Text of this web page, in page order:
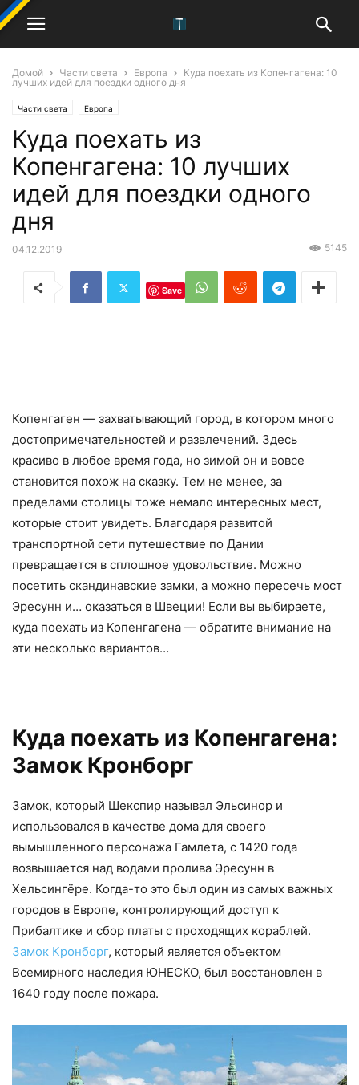
Домой Части света Европа
Куда поехать из Копенгагена: 10
лучших идей для поездки одного дня
Части света Европа
Куда поехать из
Копенгагена: 10 лучших
идей для поездки одного
дня
04.12.2019 5145
Save
Копенгаген — захватывающий город, в котором много
достопримечательностей и развлечений. Здесь
красиво в любое время года, но зимой он и вовсе
становится похож на сказку. Тем не менее, за
пределами столицы тоже немало интересных мест,
которые стоит увидеть. Благодаря развитой
транспортной сети путешествие по Дании
превращается в сплошное удовольствие. Можно
посетить скандинавские замки, а можно пересечь мост
Эресунн и… оказаться в Швеции! Если вы выбираете,
куда поехать из Копенгагена — обратите внимание на
эти несколько вариантов…
Куда поехать из Копенгагена:
Замок Кронборг
Замок, который Шекспир называл Эльсинор и
использовался в качестве дома для своего
вымышленного персонажа Гамлета, с 1420 года
возвышается над водами пролива Эресунн в
Хельсингёре. Когда-то это был один из самых важных
городов в Европе, контролирующий доступ к
Прибалтике и сбор платы с проходящих кораблей.
Замок Кронборг, который является объектом
Всемирного наследия ЮНЕСКО, был восстановлен в
1640 году после пожара.